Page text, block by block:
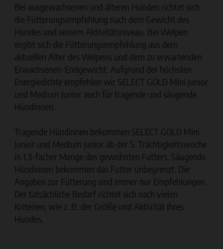
Bei ausgewachsenen und älteren Hunden richtet sich
die Fütterungsempfehlung nach dem Gewicht des
Hundes und seinem Aktivitätsniveau. Bei Welpen
ergibt sich die Fütterungsempfehlung aus dem
aktuellen Alter des Welpens und dem zu erwartenden
Erwachsenen-Endgewicht. Aufgrund der höchsten
Energiedichte empfehlen wir SELECT GOLD Mini Junior
und Medium Junior auch für tragende und säugende
Hündinnen.
Tragende Hündinnen bekommen SELECT GOLD Mini
Junior und Medium Junior ab der 5. Trächtigkeitswoche
in 1,3-facher Menge des gewohnten Futters. Säugende
Hündinnen bekommen das Futter unbegrenzt. Die
Angaben zur Fütterung sind immer nur Empfehlungen.
Der tatsächliche Bedarf richtet sich nach vielen
Kriterien, wie z. B. der Größe und Aktivität Ihres
Hundes.